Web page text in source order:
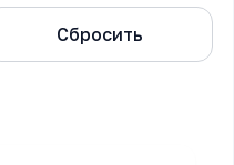
Сбросить